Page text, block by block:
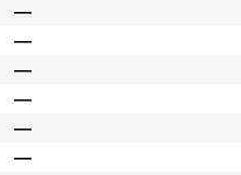
―
―
―
―
―
―